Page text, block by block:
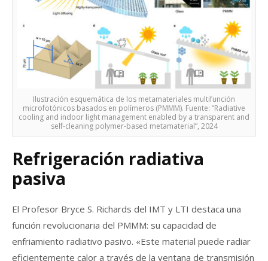
Ilustración esquemática de los metamateriales multifunción
microfotónicos basados en polímeros (PMMM). Fuente: “Radiative
cooling and indoor light management enabled by a transparent and
self-cleaning polymer-based metamaterial”, 2024
Refrigeración radiativa
pasiva
El Profesor Bryce S. Richards del IMT y LTI destaca una
función revolucionaria del PMMM: su capacidad de
enfriamiento radiativo pasivo. «Este material puede radiar
eficientemente calor a través de la ventana de transmisión